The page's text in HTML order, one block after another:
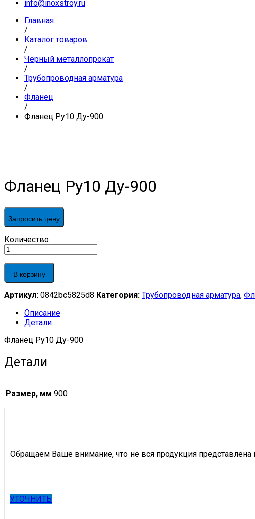
info@inoxstroy.ru
Главная
/
Каталог товаров
/
Черный металлопрокат
/
Трубопроводная арматура
/
Фланец
/
Фланец Ру10 Ду-900
Фланец Ру10 Ду-900
Запросить цену
Фланец
Ру10
Ду-900
quantity
Количество
В корзину
Артикул: 0842bc5825d8 Категория: Трубопроводная арматура,
Описание
Детали
Фланец Ру10 Ду-900
Детали
Размер, мм 900
Обращаем Ваше внимание, что не вся продукция
УТОЧНИТЬ